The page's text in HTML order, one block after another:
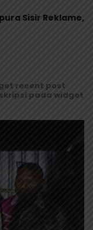
Sisir Reklame,
recent post
pada widget